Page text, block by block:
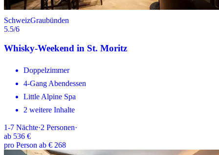
SchweizGraubünden
5.5/6
Whisky-Weekend in St. Moritz
Doppelzimmer
4-Gang Abendessen
Little Alpine Spa
2 weitere Inhalte
1-7 Nächte·2 Personen·
ab 536 €
pro Person ab € 268